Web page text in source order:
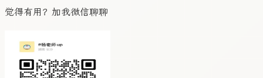
觉得有用？加我微信聊聊